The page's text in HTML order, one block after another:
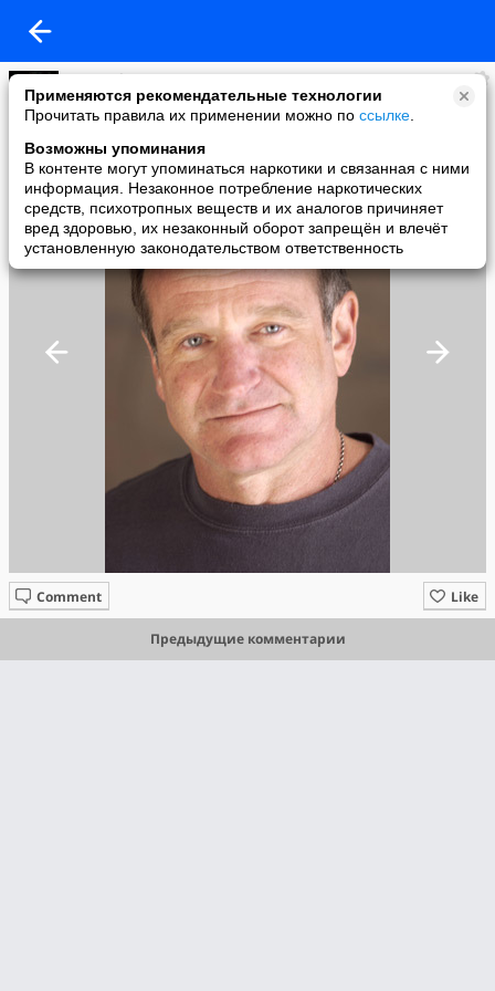
Применяются рекомендательные технологии
Прочитать правила их применении можно по ссылке
Возможны упоминания
В контенте могут упоминаться наркотики и связанная с ними
информация. Незаконное потребление наркотических
средств, психотропных веществ и их аналогов причиняет
вред здоровью, их незаконный оборот запрещён и влечёт
установленную законодательством ответственность
COBECTb
added a photo
21 Apr в 02:48
Like
Comment
Предыдущие комментарии